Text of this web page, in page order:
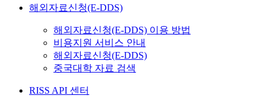
해외자료신청(E-DDS)
해외자료신청(E-DDS) 이용 방법
비용지원 서비스 안내
해외자료신청(E-DDS)
중국대학 자료 검색
RISS API 센터